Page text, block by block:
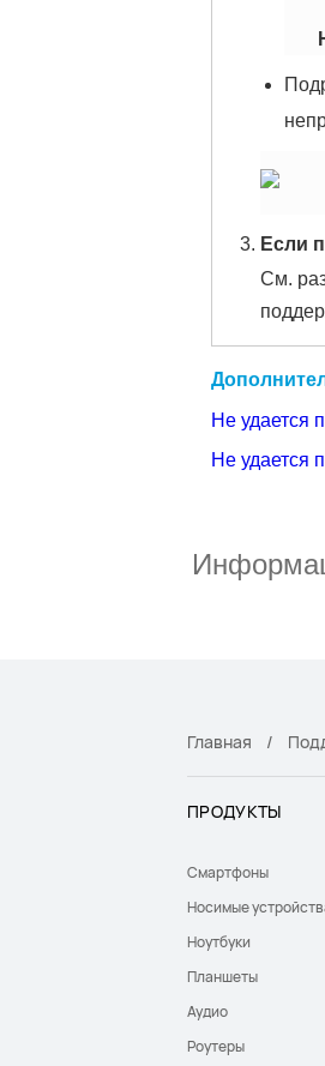
Если
См.
Не удается
Не удается
Главная
ПРОДУКТЫ
Смартфоны
Носимые
Ноутбуки
Планшеты
Аудио
Роутеры